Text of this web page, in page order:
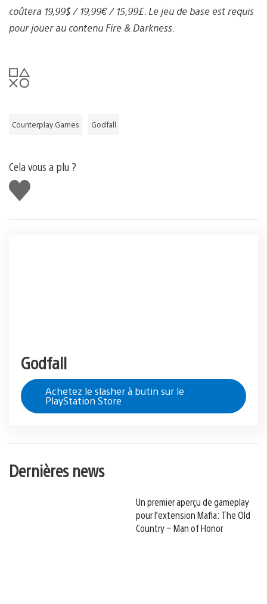
coûtera 19,99$ / 19,99€ / 15,99£. Le jeu de base est requis
pour jouer au contenu Fire & Darkness.
Counterplay Games Godfall
Cela vous a plu ?
J'aime
Godfall
Achetez le slasher à butin sur le
PlayStation Store
Dernières news
Un premier aperçu de gameplay
pour l’extension Mafia: The Old
Country – Man of Honor